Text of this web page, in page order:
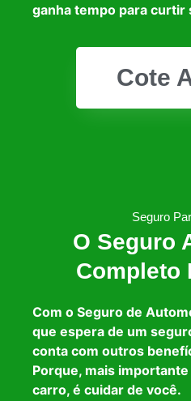
ganha tempo para curtir
Cote
Seguro
O Seguro
Completo
Com o Seguro de
que espera de um
conta com outros
Porque, mais
carro, é cuidar de você.